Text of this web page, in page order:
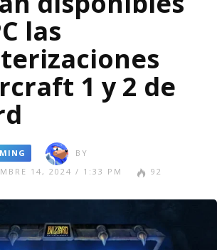
las
1 y 2 de
BY
14, 2024 / 1:33 PM 92